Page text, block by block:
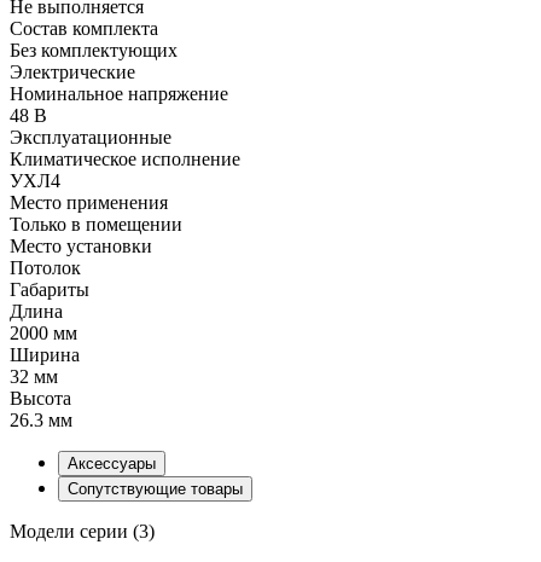
Не выполняется
Состав комплекта
Без комплектующих
Электрические
Номинальное напряжение
48 В
Эксплуатационные
Климатическое исполнение
УХЛ4
Место применения
Только в помещении
Место установки
Потолок
Габариты
Длина
2000 мм
Ширина
32 мм
Высота
26.3 мм
Аксессуары
Сопутствующие товары
Модели серии (3)